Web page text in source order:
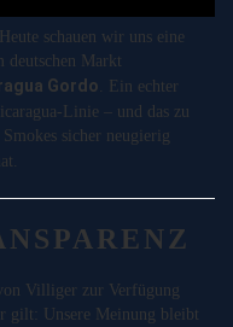
schauen wir uns eine
deutschen Markt
Gordo . Ein echter
Linie – und das zu
sicher neugierig
Villiger zur Verfügung
gilt: Unsere Meinung bleibt